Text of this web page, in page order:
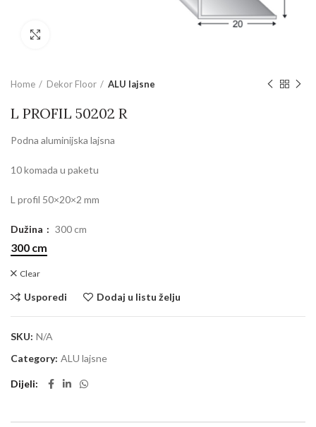
Home Dekor Floor ALU lajsne
L PROFIL 50202 R
Podna aluminijska lajsna
10 komada u paketu
L profil 50×20×2 mm
Dužina 300 cm
300 cm
Clear
Usporedi Dodaj u listu želju
SKU: N/A
Category: ALU lajsne
Dijeli